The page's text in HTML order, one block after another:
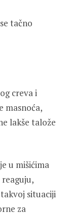
tačno
creva i
masnoća,
lakše talože
u mišićima
takvoj situaciji
za